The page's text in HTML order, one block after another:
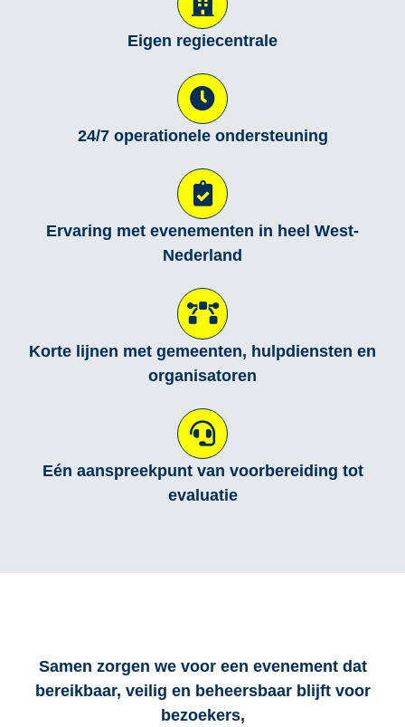
Eigen regiecentrale
24/7 operationele ondersteuning
Ervaring met evenementen in heel West-
Nederland
Korte lijnen met gemeenten, hulpdiensten en
organisatoren
Eén aanspreekpunt van voorbereiding tot
evaluatie
Samen zorgen we voor een evenement dat
bereikbaar, veilig en beheersbaar blijft voor
bezoekers,